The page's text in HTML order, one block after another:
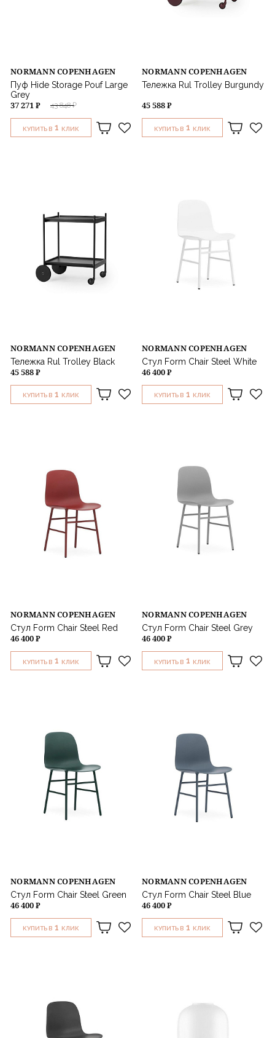
NORMANN COPENHAGEN
Пуф Hide Storage Pouf Large
Grey
43 848 ₽
37 271 ₽
КУПИТЬ В 1 КЛИК
NORMANN COPENHAGEN
Тележка Rul Trolley Burgundy
45 588 ₽
КУПИТЬ В 1 КЛИК
NORMANN COPENHAGEN
Тележка Rul Trolley Black
45 588 ₽
КУПИТЬ В 1 КЛИК
NORMANN COPENHAGEN
Стул Form Chair Steel White
46 400 ₽
КУПИТЬ В 1 КЛИК
NORMANN COPENHAGEN
Стул Form Chair Steel Red
46 400 ₽
КУПИТЬ В 1 КЛИК
NORMANN COPENHAGEN
Стул Form Chair Steel Grey
46 400 ₽
КУПИТЬ В 1 КЛИК
NORMANN COPENHAGEN
Стул Form Chair Steel Green
46 400 ₽
КУПИТЬ В 1 КЛИК
NORMANN COPENHAGEN
Стул Form Chair Steel Blue
46 400 ₽
КУПИТЬ В 1 КЛИК